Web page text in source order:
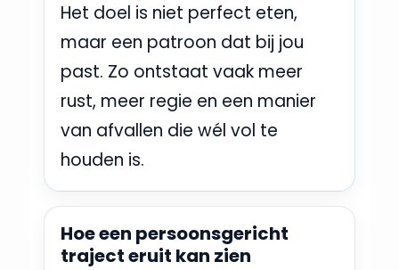
Het doel is niet perfect eten,
maar een patroon dat bij jou
past. Zo ontstaat vaak meer
rust, meer regie en een manier
van afvallen die wél vol te
houden is.
Hoe een persoonsgericht
traject eruit kan zien